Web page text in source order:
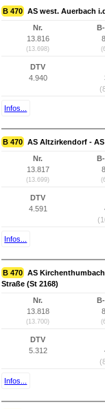
B 470 AS west. Auerbach
Nr.
13.816
(13.698)
DTV
4.940
Infos...
B 470 AS Altzirkendorf -
Nr.
13.817
(13.699)
DTV
4.591
Infos...
B 470 AS
Straße (St 2168)
Nr.
13.818
(13.700)
DTV
5.312
Infos...